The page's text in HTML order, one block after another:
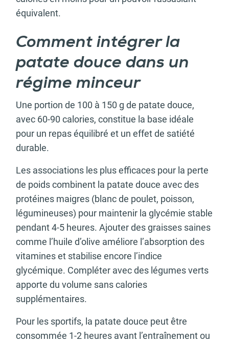
équivalent.
Comment intégrer la
patate douce dans un
régime minceur
Une portion de 100 à 150 g de patate douce,
avec 60-90 calories, constitue la base idéale
pour un repas équilibré et un effet de satiété
durable.
Les associations les plus efficaces pour la perte
de poids combinent la patate douce avec des
protéines maigres (blanc de poulet, poisson,
légumineuses) pour maintenir la glycémie stable
pendant 4-5 heures. Ajouter des graisses saines
comme l’huile d’olive améliore l’absorption des
vitamines et stabilise encore l’indice
glycémique. Compléter avec des légumes verts
apporte du volume sans calories
supplémentaires.
Pour les sportifs, la patate douce peut être
consommée 1-2 heures avant l’entraînement ou